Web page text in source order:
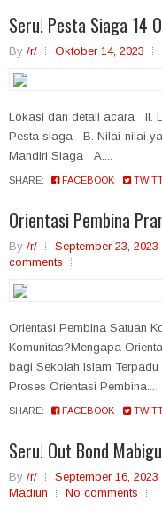
Seru! Pesta Siaga 14
By /r/ Oktober 14, 2023
Lokasi dan detail acara II.
Pesta siaga B. Nilai-nilai
Mandiri Siaga A....
SHARE: FACEBOOK
Orientasi Pembina
By /r/ September 23, 2023
comments
Orientasi Pembina Satuan
Komunitas?Mengapa
bagi Sekolah Islam
Proses Orientasi Pembina...
SHARE: FACEBOOK
Seru! Out Bond
By /r/ September 16, 2023
Madiun
No comments